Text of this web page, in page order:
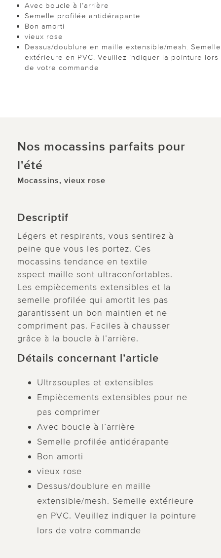
Avec boucle à l’arrière
Semelle profilée antidérapante
Bon amorti
vieux rose
Dessus/doublure en maille extensible/mesh. Semelle
extérieure en PVC. Veuillez indiquer la pointure lors
de votre commande
Nos mocassins parfaits pour
l'été
Mocassins, vieux rose
Descriptif
Légers et respirants, vous sentirez à
peine que vous les portez. Ces
mocassins tendance en textile
aspect maille sont ultraconfortables.
Les empiècements extensibles et la
semelle profilée qui amortit les pas
garantissent un bon maintien et ne
compriment pas. Faciles à chausser
grâce à la boucle à l’arrière.
Détails concernant l’article
Ultrasouples et extensibles
Empiècements extensibles pour ne
pas comprimer
Avec boucle à l’arrière
Semelle profilée antidérapante
Bon amorti
vieux rose
Dessus/doublure en maille
extensible/mesh. Semelle extérieure
en PVC. Veuillez indiquer la pointure
lors de votre commande